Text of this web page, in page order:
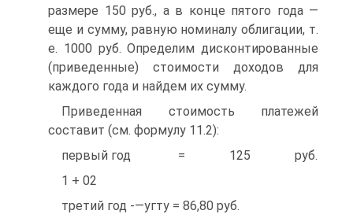
размере 150 руб., а в конце пятого года —
еще и сумму, равную номиналу облигации, т.
е. 1000 руб. Определим дисконтированные
(приведенные) стоимости доходов для
каждого года и найдем их сумму.
Приведенная стоимость платежей
составит (см. формулу 11.2):
первый год = 125 руб.
1 + 02
третий год -—угту = 86,80 руб.